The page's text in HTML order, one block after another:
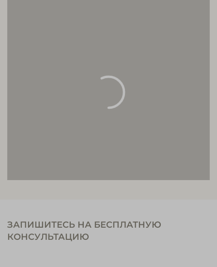
ЗАПИШИТЕСЬ НА БЕСПЛАТНУЮ
КОНСУЛЬТАЦИЮ